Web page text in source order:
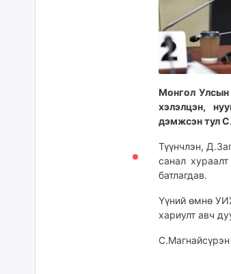
Монгол Улсын
хэлэлцэн,
дэмжсэн тул
Түүнчлэн,
санал
батлагдав.
Үүний өмнө
хариулт авч